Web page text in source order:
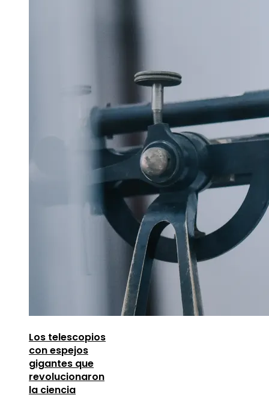
Los telescopios
con espejos
gigantes que
revolucionaron
la ciencia